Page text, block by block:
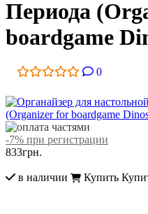
Периода
boardgame
0
-7% при регистрации
833грн.
в наличии Купить